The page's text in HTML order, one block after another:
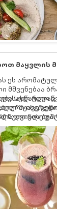
მაყვლის
ეს
მშვენებაა
მჟავე
ღვინის
სულ რაღაც
წუთი ულუფა: